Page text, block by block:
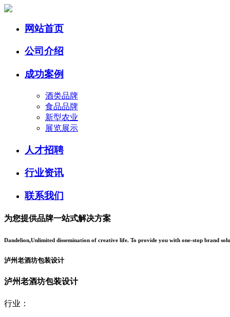
网站首页
公司介绍
成功案例
酒类品牌
食品品牌
新型农业
展览展示
人才招聘
行业资讯
联系我们
为您提供品牌一站式解决方案
Dandelion,Unlimited dissemination of creative life. To provide you with one-stop brand
泸州老酒坊包装设计
泸州老酒坊包装设计
行业：